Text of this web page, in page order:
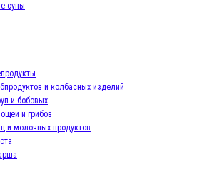
супы
и колбасных изделий
и бобовых
и грибов
и молочных продуктов